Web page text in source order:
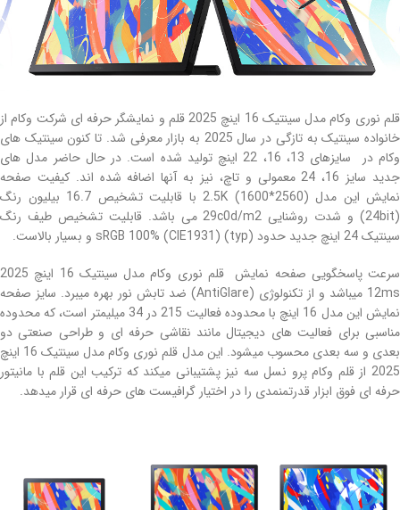
قلم نوری وکام مدل سینتیک 16 اینچ 2025 قلم و نمایشگر حرفه ای شرکت وکام از
خانواده سینتیک به تازگی در سال 2025 به بازار معرفی شد. تا کنون سینتیک های
وکام در سایزهای 13، 16، 22 اینچ تولید شده است. در حال حاضر مدل های
جدید سایز 16، 24 معمولی و تاچ، نیز به آنها اضافه شده اند. کیفیت صفحه
نمایش این مدل (2.5K (1600*2560 با قابلیت تشخیص 16.7 بیلیون رنگ
(24bit) و شدت روشنایی 29c0d/m2 می باشد. قابلیت تشخیص طیف رنگ
سینتیک 24 اینچ جدید حدود sRGB 100% (CIE1931) (typ) و بسیار بالاست.
سرعت پاسخگویی صفحه نمایش قلم نوری وکام مدل سینتیک 16 اینچ 2025
12ms میباشد و از تکنولوژی (AntiGlare) ضد تابش نور بهره میبرد. سایز صفحه
نمایش این مدل 16 اینچ با محدوده فعالیت 215 در 34 میلیمتر است، که محدوده
مناسبی برای فعالیت های دیجیتال مانند نقاشی حرفه ای و طراحی صنعتی دو
بعدی و سه بعدی محسوب میشود. این مدل قلم نوری وکام مدل سینتیک 16 اینچ
2025 از قلم وکام پرو نسل سه نیز پشتیبانی میکند که ترکیب این قلم با مانیتور
حرفه ای فوق ابزار قدرتمنمدی را در اختیار گرافیست های حرفه ای قرار میدهد.